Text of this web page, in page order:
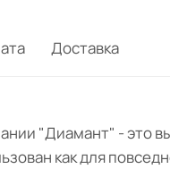
Доставка
"Диамант" - это
как для